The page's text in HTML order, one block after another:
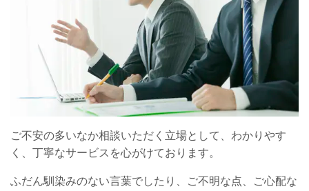
ご不安の多いなか相談いただく立場として、わかりやす
く、丁寧なサービスを心がけております。
ふだん馴染みのない言葉でしたり、ご不明な点、ご心配な